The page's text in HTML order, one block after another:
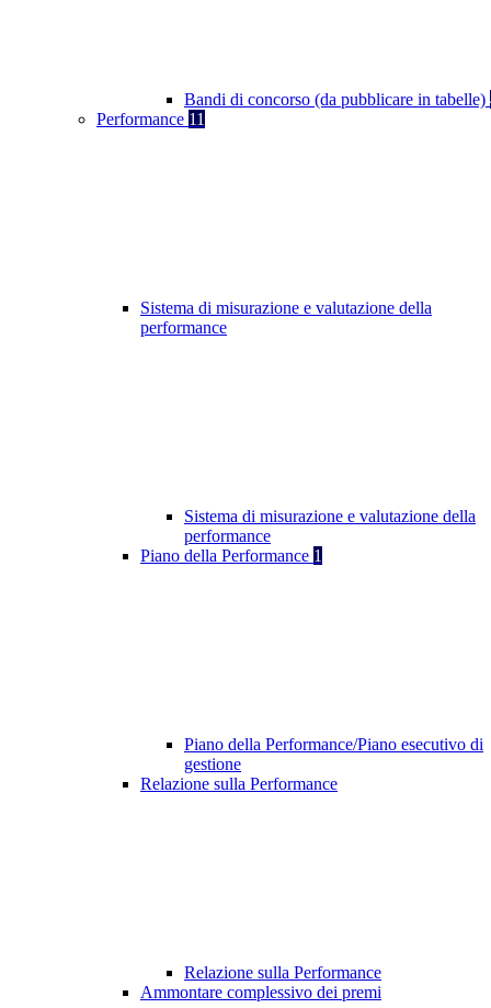
Bandi di concorso (da pubblicare in tabelle)
Performance 11
Sistema di misurazione e valutazione della
performance
Sistema di misurazione e valutazione della
performance
Piano della Performance 1
Piano della Performance/Piano esecutivo di
gestione
Relazione sulla Performance
Relazione sulla Performance
Ammontare complessivo dei premi